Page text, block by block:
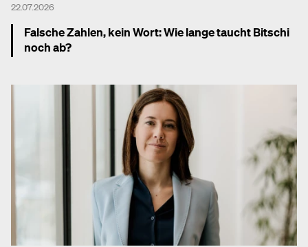
22.07.2026
Falsche Zahlen, kein Wort: Wie lange taucht Bitschi
noch ab?